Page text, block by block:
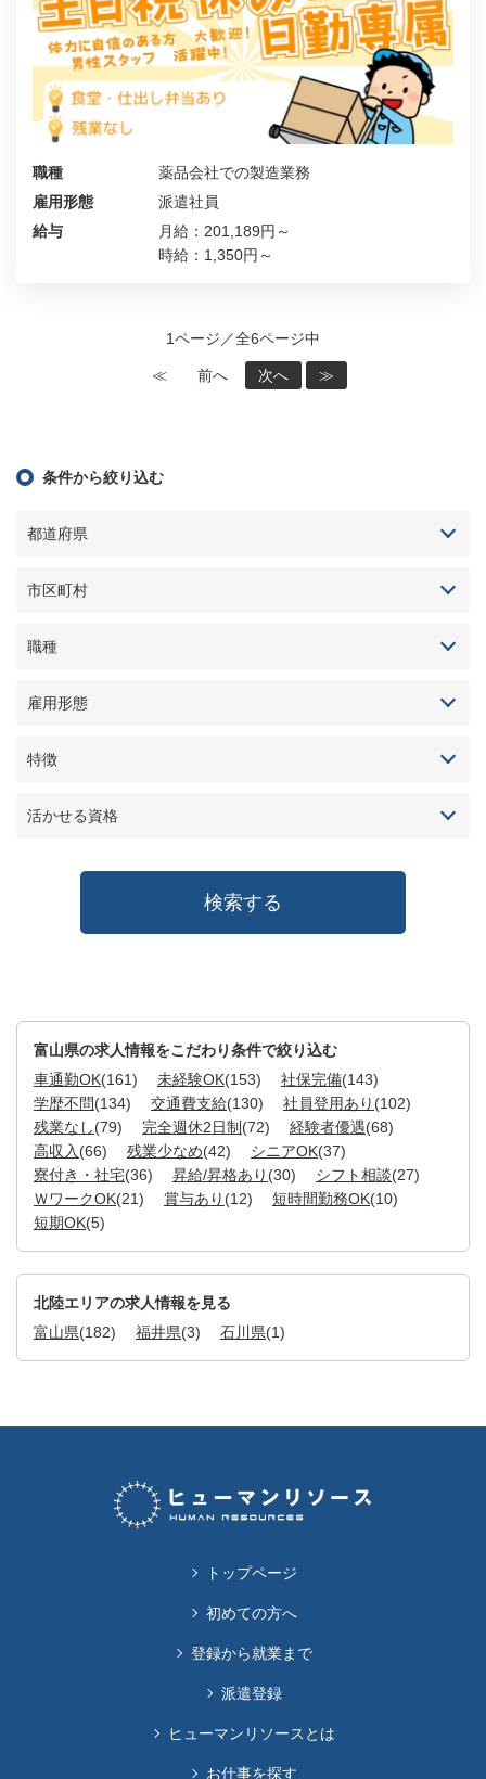
職種
薬品会社での製造業務
雇用形態
派遣社員
給与
月給：201,189円～
時給：1,350円～
1ページ／全6ページ中
≪ 前へ 次へ ≫
条件から絞り込む
都道府県
市区町村
職種
雇用形態
特徴
活かせる資格
富山県の求人情報をこだわり条件で絞り込む
車通勤OK(161) 未経験OK(153) 社保完備(143)
学歴不問(134) 交通費支給(130) 社員登用あり (102)
残業なし(79) 完全週休2日制 (72) 経験者優遇(68)
高収入 (66) 残業少なめ(42) シニアOK(37)
寮付き・社宅(36) 昇給/昇格あり (30) シフト相談(27)
ＷワークOK(21) 賞与あり (12) 短時間勤務OK(10)
短期OK(5)
北陸エリアの求人情報を見る
富山県(182) 福井県(3) 石川県(1)
トップページ
初めての方へ
登録から就業まで
派遣登録
ヒューマンリソースとは
お仕事を探す